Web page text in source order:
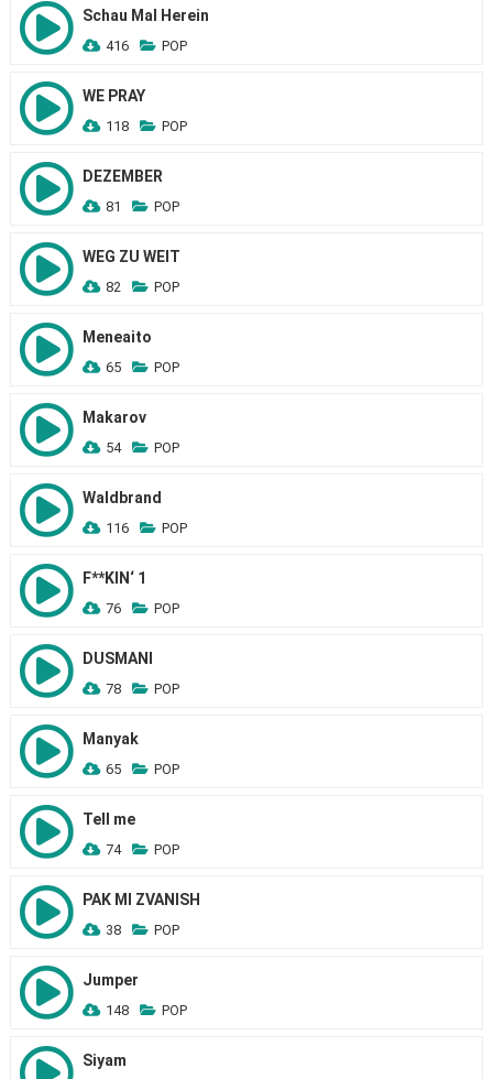
Schau Mal Herein
416 POP
WE PRAY
118 POP
DEZEMBER
81 POP
WEG ZU WEIT
82 POP
Meneaito
65 POP
Makarov
54 POP
Waldbrand
116 POP
F**KIN‘ 1
76 POP
DUSMANI
78 POP
Manyak
65 POP
Tell me
74 POP
PAK MI ZVANISH
38 POP
Jumper
148 POP
Siyam